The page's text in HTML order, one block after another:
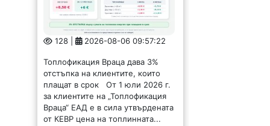
128 | 2026-08-06 09:57:22
отстъпка на клиентите, които
плащат в срок От 1 юли 2026 г.
за клиентите на „Топлофикация
Враца“ ЕАД е в сила утвърдената
от КЕВР цена на топлинната...